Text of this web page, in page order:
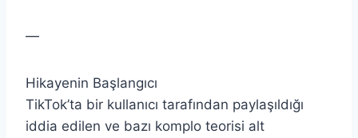
—
Hikayenin Başlangıcı
TikTok’ta bir kullanıcı tarafından paylaşıldığı
iddia edilen ve bazı komplo teorisi alt